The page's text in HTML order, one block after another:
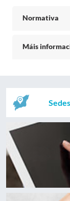
Normativa
Máis